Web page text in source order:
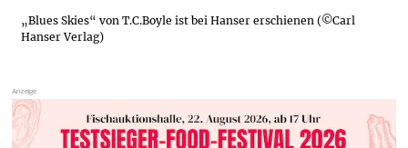
„Blues Skies“ von T.C.Boyle ist bei Hanser erschienen (©Carl
Hanser Verlag)